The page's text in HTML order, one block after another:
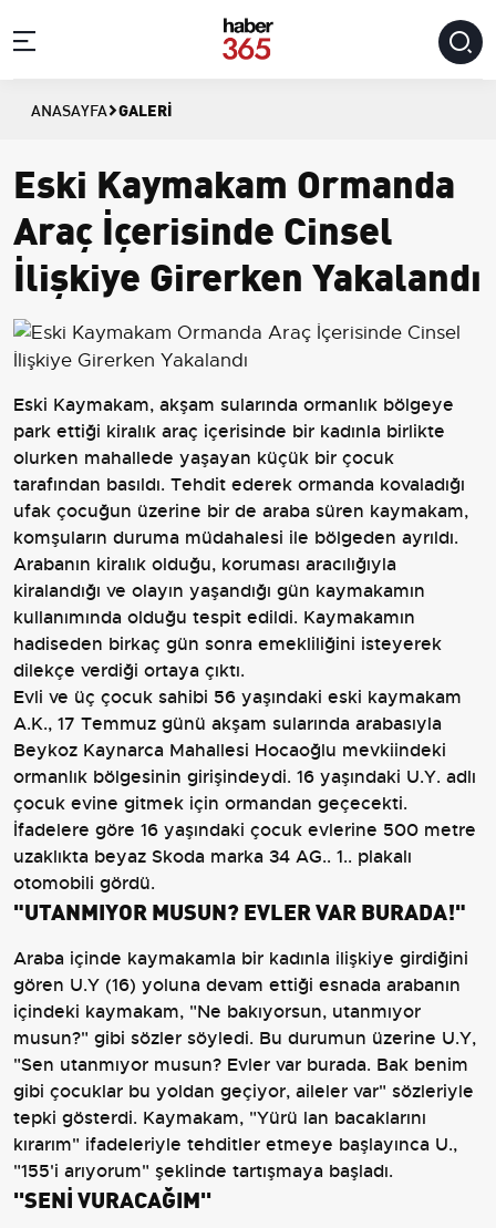
ANASAYFA GALERI
Eski Kaymakam Ormanda
Araç İçerisinde Cinsel
İlişkiye Girerken Yakalandı
Eski Kaymakam, akşam sularında ormanlık bölgeye
park ettiği kiralık araç içerisinde bir kadınla birlikte
olurken mahallede yaşayan küçük bir çocuk
tarafından basıldı. Tehdit ederek ormanda kovaladığı
ufak çocuğun üzerine bir de araba süren kaymakam,
komşuların duruma müdahalesi ile bölgeden ayrıldı.
Arabanın kiralık olduğu, koruması aracılığıyla
kiralandığı ve olayın yaşandığı gün kaymakamın
kullanımında olduğu tespit edildi. Kaymakamın
hadiseden birkaç gün sonra emekliliğini isteyerek
dilekçe verdiği ortaya çıktı.
Evli ve üç çocuk sahibi 56 yaşındaki eski kaymakam
A.K., 17 Temmuz günü akşam sularında arabasıyla
Beykoz Kaynarca Mahallesi Hocaoğlu mevkiindeki
ormanlık bölgesinin girişindeydi. 16 yaşındaki U.Y. adlı
çocuk evine gitmek için ormandan geçecekti.
İfadelere göre 16 yaşındaki çocuk evlerine 500 metre
uzaklıkta beyaz Skoda marka 34 AG.. 1.. plakalı
otomobili gördü.
"UTANMIYOR MUSUN? EVLER VAR BURADA!"
Araba içinde kaymakamla bir kadınla ilişkiye girdiğini
gören U.Y (16) yoluna devam ettiği esnada arabanın
içindeki kaymakam, "Ne bakıyorsun, utanmıyor
musun?" gibi sözler söyledi. Bu durumun üzerine U.Y,
"Sen utanmıyor musun? Evler var burada. Bak benim
gibi çocuklar bu yoldan geçiyor, aileler var" sözleriyle
tepki gösterdi. Kaymakam, "Yürü lan bacaklarını
kırarım" ifadeleriyle tehditler etmeye başlayınca U.,
"155'i arıyorum" şeklinde tartışmaya başladı.
''SENİ VURACAĞIM''